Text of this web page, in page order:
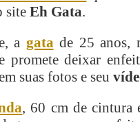
site Eh Gata.
a gata de 25 anos,
promete deixar
suas fotos e seu
, 60 cm de cintura